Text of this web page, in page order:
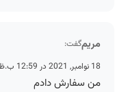
مریمگفت:
18 نوامبر, 2021 در 12:59 ب.ظ
من سفارش دادم